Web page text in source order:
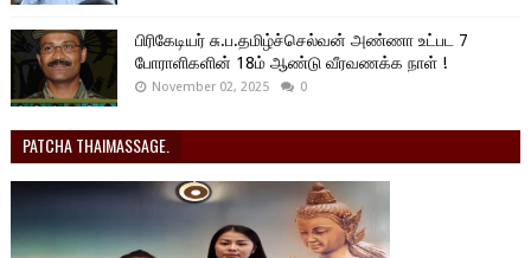
பிரிகேடியர் சு.ப.தமிழ்ச்செல்வன் அண்ணா உட்பட 7
போராளிகளின் 18ம் ஆண்டு வீரவணக்க நாள் !
November 02, 2025 0
PATCHA THAIMASSAGE.